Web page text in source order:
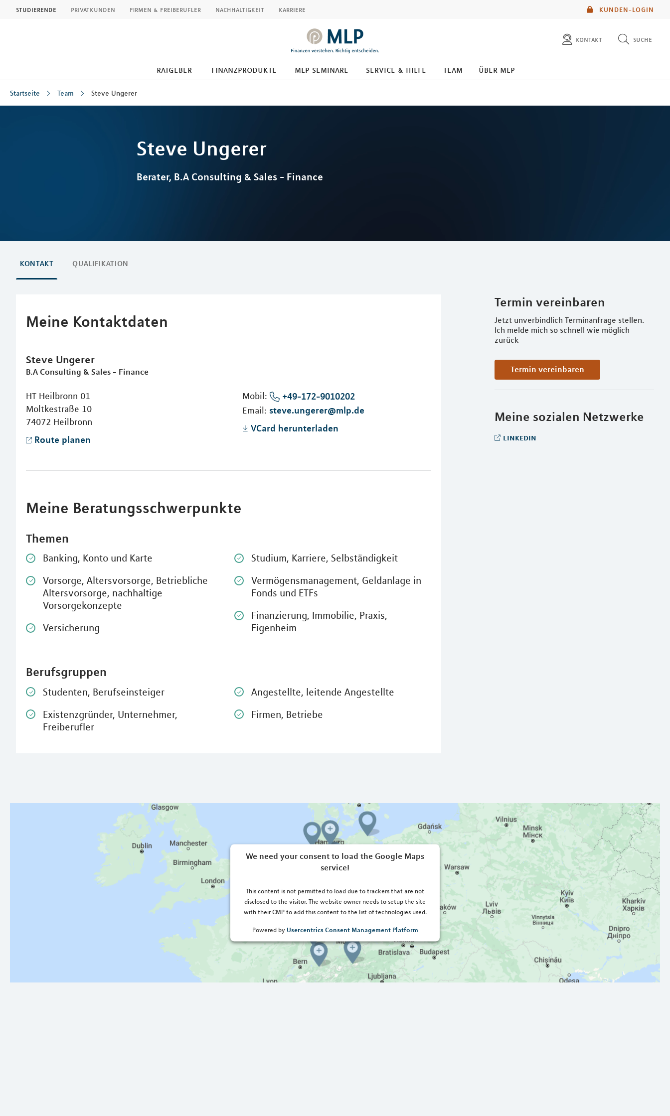
KUNDEN-LOGIN
studierende privatkunden firmen & freiberufler nachhaltigkeit karriere
kontakt suche
ratgeber finanzprodukte mlp seminare service & hilfe team über mlp
Startseite Team Steve Ungerer
Steve Ungerer
Berater, B.A Consulting & Sales - Finance
KONTAKT QUALIFIKATION
Termin vereinbaren
Jetzt unverbindlich Terminanfrage stellen.
Ich melde mich so schnell wie möglich
zurück
Termin vereinbaren
Meine sozialen Netzwerke
linkedin
Meine Kontaktdaten
Steve Ungerer
B.A Consulting & Sales - Finance
HT Heilbronn 01
Moltkestraße 10
74072 Heilbronn
Route planen
Mobil:
+49-172-9010202
Email: steve.ungerer@mlp.de
VCard herunterladen
Meine Beratungsschwerpunkte
Themen
Banking, Konto und Karte
Vorsorge, Altersvorsorge, Betriebliche
Altersvorsorge, nachhaltige
Vorsorgekonzepte
Versicherung
Studium, Karriere, Selbständigkeit
Vermögensmanagement, Geldanlage in
Fonds und ETFs
Finanzierung, Immobilie, Praxis,
Eigenheim
Berufsgruppen
Studenten, Berufseinsteiger
Existenzgründer, Unternehmer,
Freiberufler
Angestellte, leitende Angestellte
Firmen, Betriebe
We need your consent to load the Google Maps
service!
This content is not permitted to load due to trackers that are not
disclosed to the visitor. The website owner needs to setup the site
with their CMP to add this content to the list of technologies used.
Powered by Usercentrics Consent Management Platform